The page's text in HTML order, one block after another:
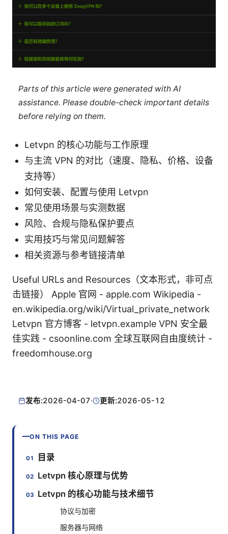
Parts of this article were generated with AI
assistance. Please double-check important details
before relying on them.
Letvpn 的核心功能与工作原理
与主流 VPN 的对比（速度、隐私、价格、设备
支持等）
如何安装、配置与使用 Letvpn
常见使用场景与实测数据
风险、合规与隐私保护要点
实用技巧与常见问题解答
相关资源与参考链接清单
Useful URLs and Resources（文本形式，非可点
击链接） Apple 官网 - apple.com Wikipedia -
en.wikipedia.org/wiki/Virtual_private_network
Letvpn 官方博客 - letvpn.example VPN 安全最
佳实践 - csoonline.com 全球互联网自由度统计 -
freedomhouse.org
发布:2026-04-07· 更新:2026-05-12
ON THIS PAGE
目录
Letvpn 核心原理与优势
Letvpn 的核心功能与技术细节
协议与加密
服务器与网络